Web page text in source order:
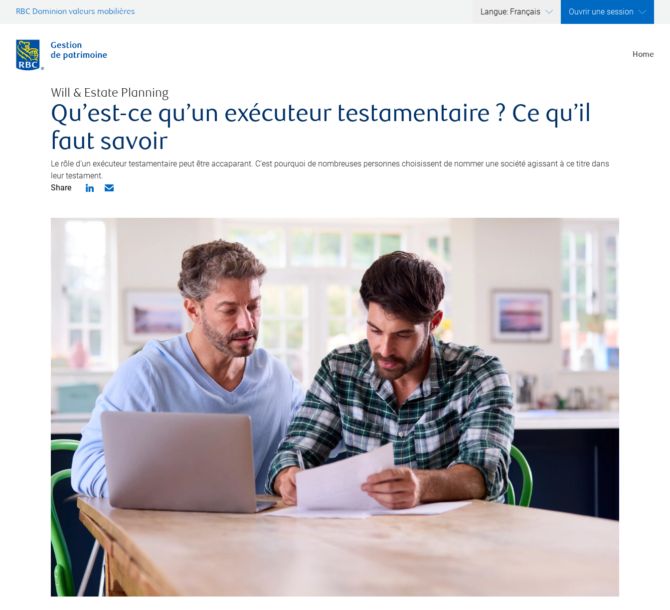
RBC Dominion valeurs mobilières Langue: Français Ouvrir une session
Home
Will & Estate Planning
Qu’est-ce qu’un exécuteur testamentaire ? Ce qu’il
faut savoir
Le rôle d’un exécuteur testamentaire peut être accaparant. C’est pourquoi de nombreuses personnes choisissent de nommer une société agissant à ce titre dans
leur testament.
Share